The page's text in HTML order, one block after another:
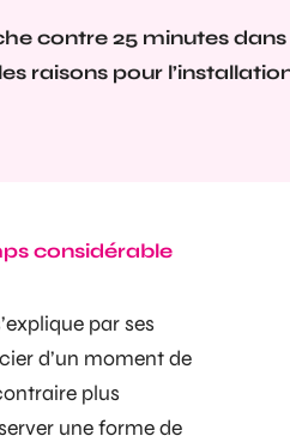
contre 25 minutes dans
raisons pour
considérable
par ses
d’un moment de
plus
une forme de